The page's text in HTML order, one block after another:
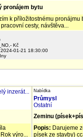
pronájem bytu
k příložitostnému pronájmu
cesty, návštěva...
Kč
01-21 18:30:00
inzerát...
výro...
Nabídka
Průmysl
Ostatní
Zeminu
Popis: Darujeme
písek ze stavby)